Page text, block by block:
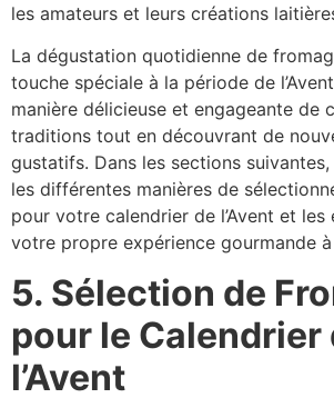
les amateurs et leurs créations
La dégustation quotidienne de
touche spéciale à la période de
manière délicieuse et engageante de
traditions tout en découvrant de
gustatifs. Dans les sections
les différentes manières de
pour votre calendrier de l’Avent et
votre propre expérience gourmande
5. Sélection de
pour le Calendrier
l’Avent